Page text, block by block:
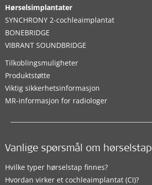
Hørselsimplantater
SYNCHRONY 2-cochleaimplantat
BONEBRIDGE
VIBRANT SOUNDBRIDGE
Tilkoblingsmuligheter
Produktstøtte
Viktig sikkerhetsinformasjon
MR-informasjon for radiologer
Vanlige spørsmål om hørselstap
Hvilke typer hørselstap finnes?
Hvordan virker et cochleaimplantat (CI)?